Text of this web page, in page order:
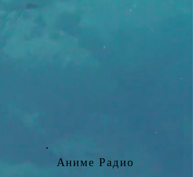
Аниме Радио